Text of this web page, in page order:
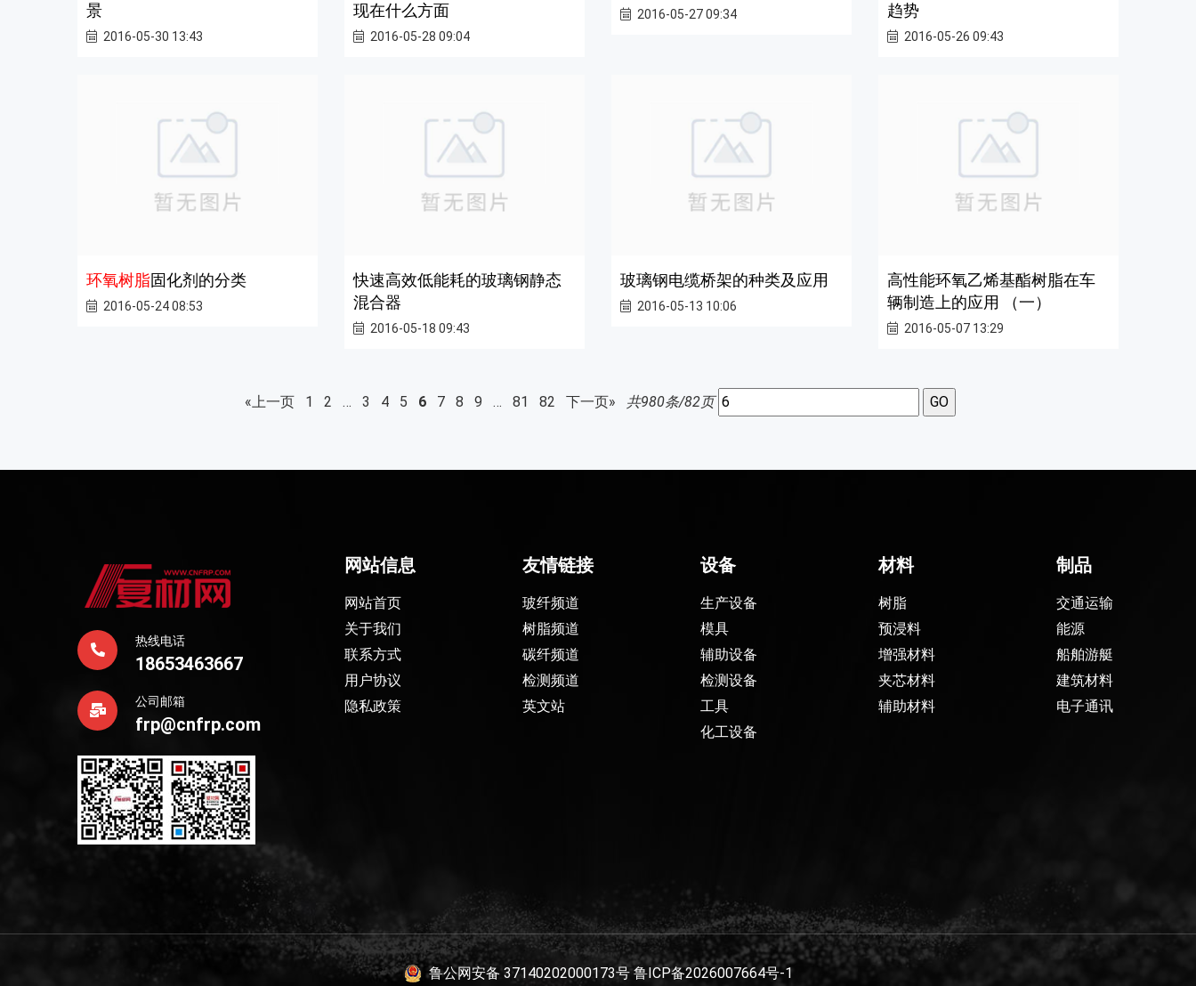
景
2016-05-30 13:43
现在什么方面
2016-05-28 09:04
2016-05-27 09:34
趋势
2016-05-26 09:43
环氧树脂固化剂的分类
2016-05-24 08:53
快速高效低能耗的玻璃钢静态
混合器
2016-05-18 09:43
玻璃钢电缆桥架的种类及应用
2016-05-13 10:06
高性能环氧乙烯基酯树脂在车
辆制造上的应用 （一）
2016-05-07 13:29
«上一页 1 2 … 3 4 5 6 7 8 9 … 81 82 下一页» 共980条/82页
热线电话
18653463667
公司邮箱
frp@cnfrp.com
网站信息
网站首页
关于我们
联系方式
用户协议
隐私政策
友情链接
玻纤频道
树脂频道
碳纤频道
检测频道
英文站
设备
生产设备
模具
辅助设备
检测设备
工具
化工设备
材料
树脂
预浸料
增强材料
夹芯材料
辅助材料
制品
交通运输
能源
船舶游艇
建筑材料
电子通讯
鲁公网安备 37140202000173号 鲁ICP备2026007664号-1